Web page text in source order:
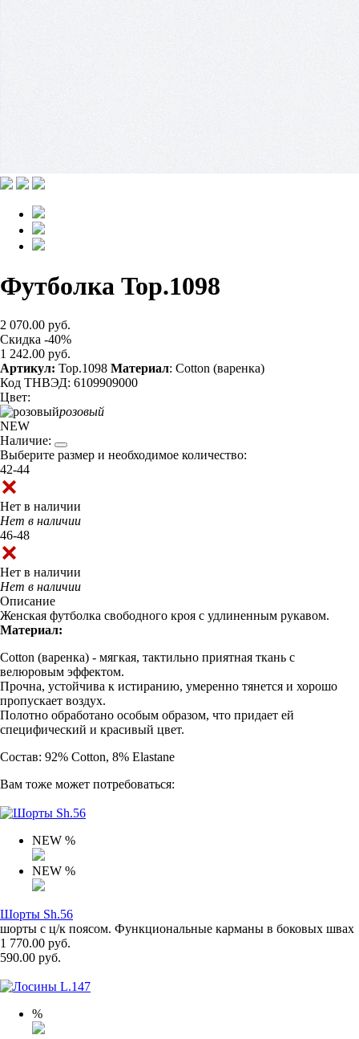
Футболка Top.1098
2 070.00 руб.
Скидка -40%
1 242.00 руб.
Артикул: Top.1098 Материал: Cotton (варенка)
Код ТНВЭД: 6109909000
Цвет:
розовый
NEW
Наличие:
Выберите размер и необходимое количество:
42-44
Нет в наличии
Нет в наличии
46-48
Нет в наличии
Нет в наличии
Описание
Женская футболка свободного кроя с удлиненным рукавом.
Материал:
Cotton (варенка) - мягкая, тактильно приятная ткань с
велюровым эффектом.
Прочна, устойчива к истиранию, умеренно тянется и хорошо
пропускает воздух.
Полотно обработано особым образом, что придает ей
специфический и красивый цвет.
Состав: 92% Cotton, 8% Elastane
Вам тоже может потребоваться:
NEW %
NEW %
Шорты Sh.56
шорты с ц/к поясом. Функциональные карманы в боковых швах
1 770.00 руб.
590.00 руб.
%